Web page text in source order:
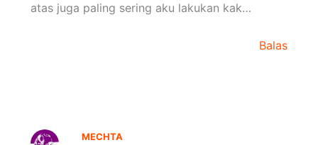
atas juga paling sering aku lakukan kak…
Balas
MECHTA